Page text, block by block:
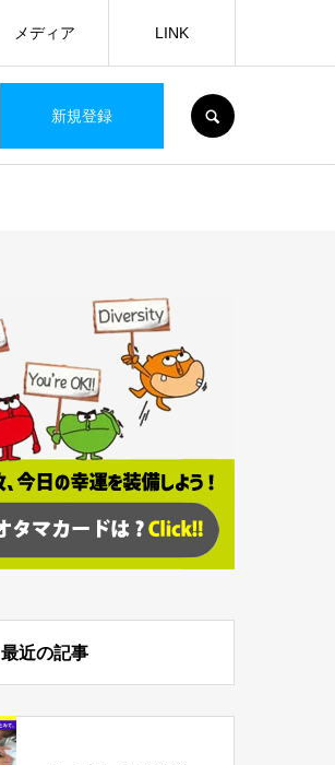
新規登録
メディア LINK
最近の記事